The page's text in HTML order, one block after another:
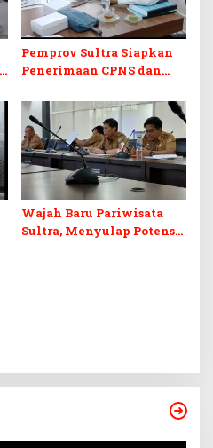
Pemprov Sultra Siapkan
Penerimaan CPNS dan
Desak Formasi Disabilitas
Wajah Baru Pariwisata
Sultra, Menyulap Potensi